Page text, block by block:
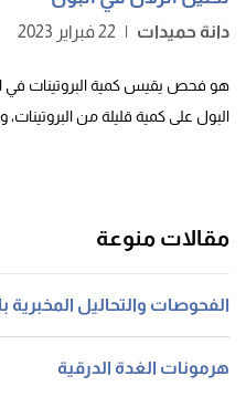
دانة حميدات | 22 فبراير 2023
هو فحص يقيس كمية البروتينات في
البول على كمية قليلة من البروتينات،
مقالات منوعة
الفحوصات والتحاليل المخبرية
هرمونات الغدة الدرقية